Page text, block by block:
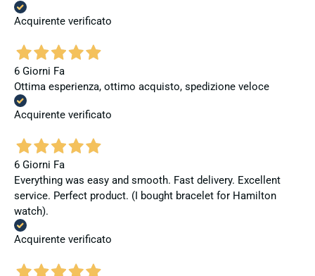
Acquirente verificato
6 Giorni Fa
Ottima esperienza, ottimo acquisto, spedizione veloce
Acquirente verificato
6 Giorni Fa
Everything was easy and smooth. Fast delivery. Excellent
service. Perfect product. (I bought bracelet for Hamilton
watch).
Acquirente verificato